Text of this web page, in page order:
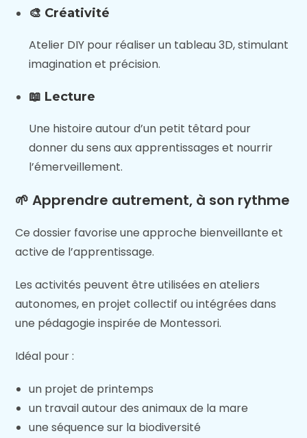
🎨 Créativité
Atelier DIY pour réaliser un tableau 3D, stimulant
imagination et précision.
📖 Lecture
Une histoire autour d’un petit têtard pour
donner du sens aux apprentissages et nourrir
l’émerveillement.
🌱 Apprendre autrement, à son rythme
Ce dossier favorise une approche bienveillante et
active de l’apprentissage.
Les activités peuvent être utilisées en ateliers
autonomes, en projet collectif ou intégrées dans
une pédagogie inspirée de Montessori.
Idéal pour :
un projet de printemps
un travail autour des animaux de la mare
une séquence sur la biodiversité